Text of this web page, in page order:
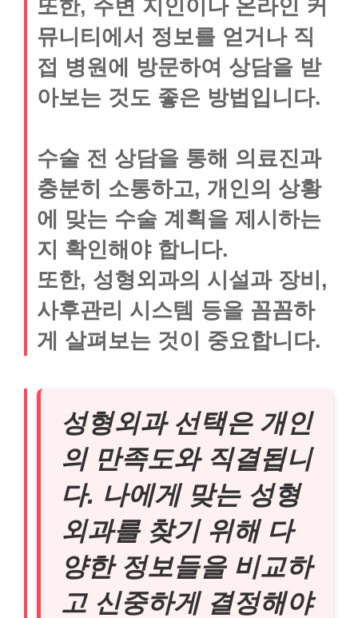
또한, 주변 지인이나 온라인 커
뮤니티에서 정보를 얻거나 직
접 병원에 방문하여 상담을 받
아보는 것도 좋은 방법입니다.
수술 전 상담을 통해 의료진과
충분히 소통하고, 개인의 상황
에 맞는 수술 계획을 제시하는
지 확인해야 합니다.
또한, 성형외과의 시설과 장비,
사후관리 시스템 등을 꼼꼼하
게 살펴보는 것이 중요합니다.
성형외과 선택은 개인
의 만족도와 직결됩니
다. 나에게 맞는 성형
외과를 찾기 위해 다
양한 정보들을 비교하
고 신중하게 결정해야